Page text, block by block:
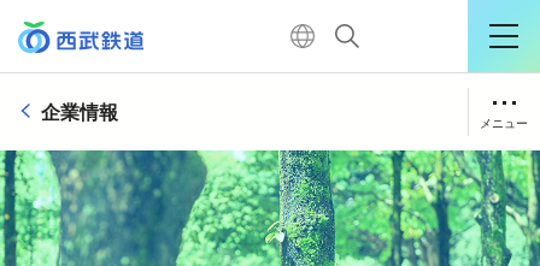
購入はこちら
企業情報 メニュー
トップメッセージ
経営理念